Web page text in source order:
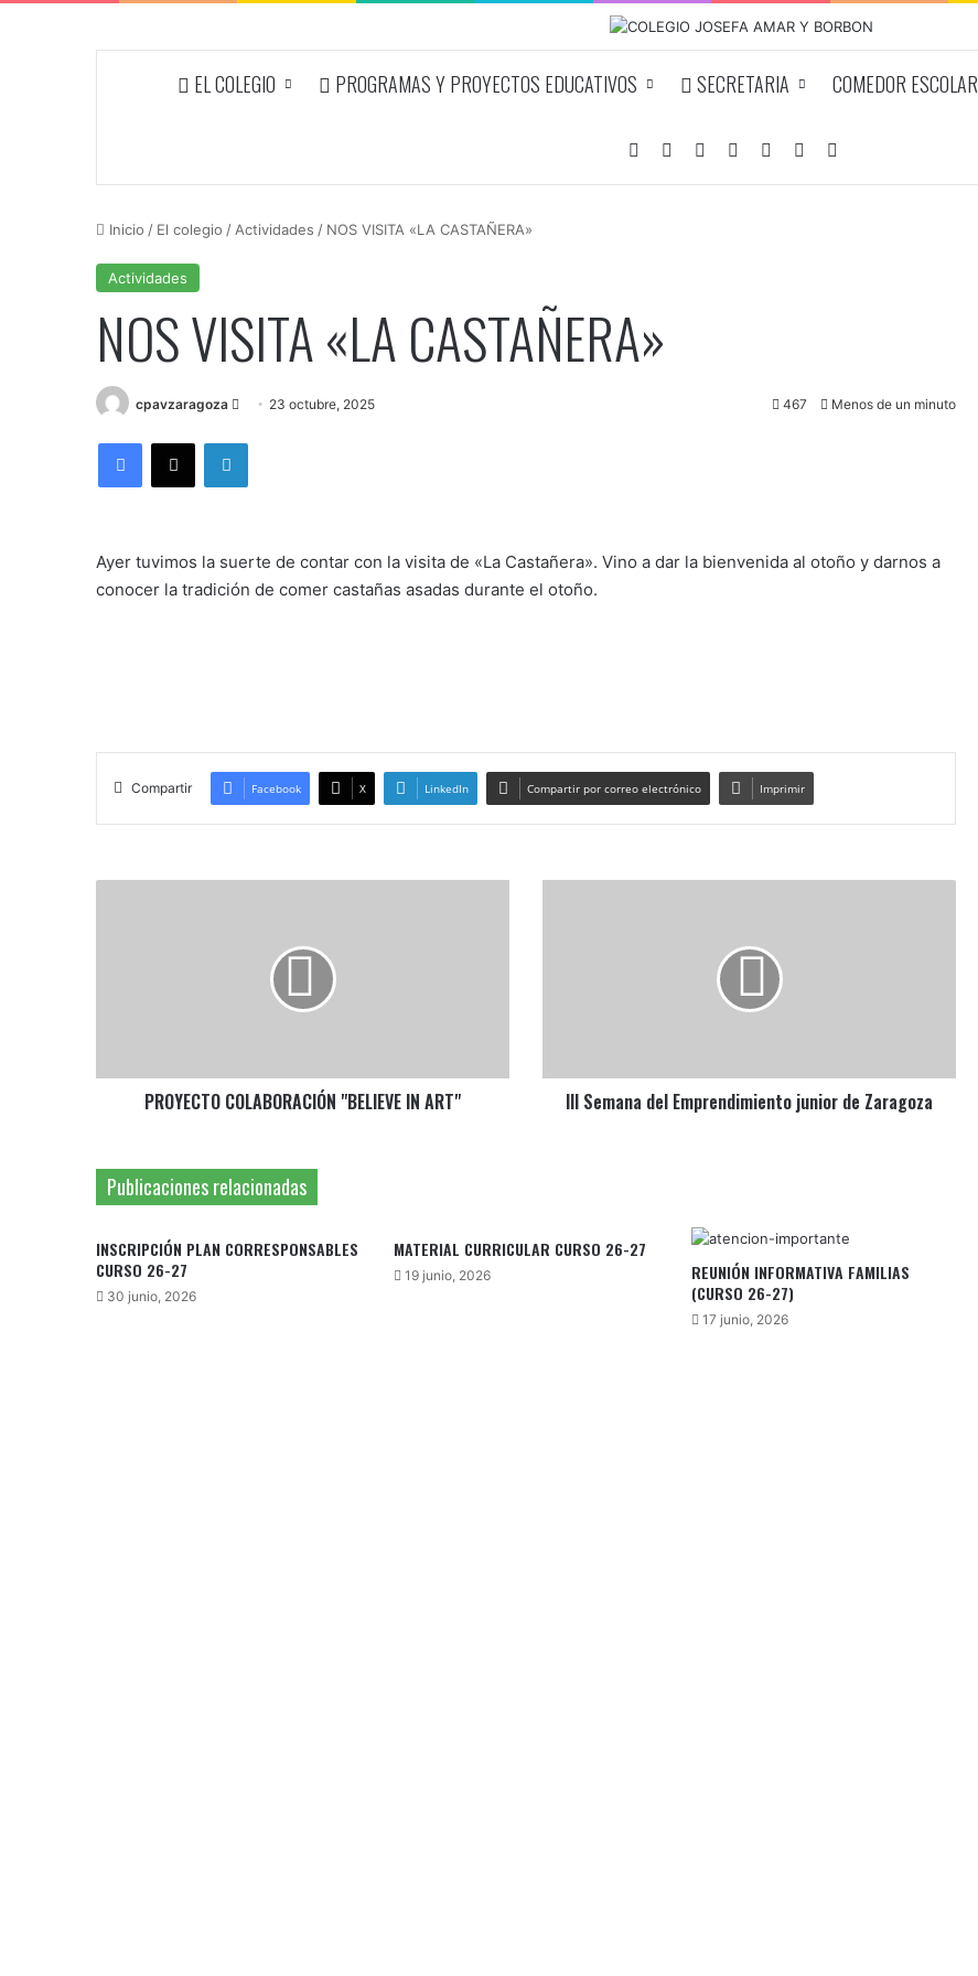
EL COLEGIO PROGRAMAS Y PROYECTOS EDUCATIVOS SECRETARIA COMEDOR ESCOLAR
FacebookYouTubeInstagramAccesoPublicación al azar
Barra lateral
Inicio / El colegio / Actividades / NOS VISITA «LA CASTAÑERA»
Actividades
NOS VISITA «LA CASTAÑERA»
cpavzaragoza
Send 23 octubre, 2025 467 Menos de un minuto
Facebook
X LinkedIn
Ayer tuvimos la suerte de contar con la visita de «La Castañera». Vino a dar la bienvenida al otoño y darnos a
conocer la tradición de comer castañas asadas durante el otoño.
Compartir Facebook X LinkedIn Compartir por correo electrónico Imprimir
PROYECTO COLABORACIÓN "BELIEVE IN ART" III Semana del Emprendimiento junior de Zaragoza
Publicaciones relacionadas
INSCRIPCIÓN PLAN CORRESPONSABLES
CURSO 26-27
30 junio, 2026
MATERIAL CURRICULAR CURSO 26-27
19 junio, 2026
REUNIÓN INFORMATIVA FAMILIAS
(CURSO 26-27)
17 junio, 2026